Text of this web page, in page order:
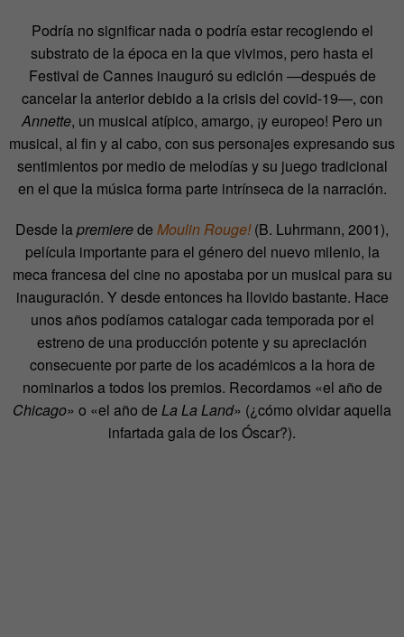
Podría no significar nada o podría estar recogiendo el
substrato de la época en la que vivimos, pero hasta el
Festival de Cannes inauguró su edición —después de
cancelar la anterior debido a la crisis del covid-19—, con
Annette, un musical atípico, amargo, ¡y europeo! Pero un
musical, al fin y al cabo, con sus personajes expresando sus
sentimientos por medio de melodías y su juego tradicional
en el que la música forma parte intrínseca de la narración.
Desde lapremierede Moulin Rouge! (B. Luhrmann, 2001),
película importante para el género del nuevo milenio, la
meca francesa del cine no apostaba por un musical para su
inauguración. Y desde entonces ha llovido bastante. Hace
unos años podíamos catalogar cada temporada por el
estreno de una producción potente y su apreciación
consecuente por parte de los académicos a la hora de
nominarlos a todos los premios. Recordamos «el año de
Chicago» o «el año de La La Land» (¿cómo olvidar aquella
infartada gala de los Óscar?).